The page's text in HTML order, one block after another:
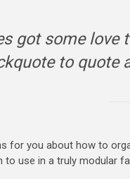
got some love
to quote
for you about how to
use in a truly modular